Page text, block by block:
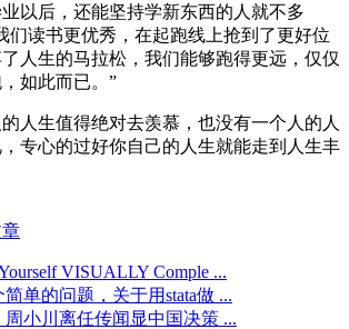
以后，还能坚持学新东西的人就不多
们读书更优秀，在起跑线上抢到了更好位
人生的马拉松，我们能够跑得更远，仅仅
如此而已。”
人生值得绝对去羡慕，也没有一个人的人
专心的过好你自己的人生就能走到人生丰
Yourself VISUALLY Comple ...
简单的问题，关于用stata做 ...
周小川离任传闻显中国决策 ...